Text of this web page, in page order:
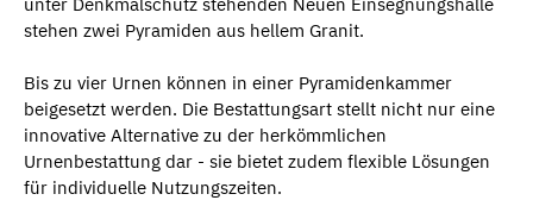
stehen zwei Pyramiden aus hellem Granit.
Bis zu vier Urnen können in einer Pyramidenkammer
beigesetzt werden. Die Bestattungsart stellt nicht nur eine
innovative Alternative zu der herkömmlichen
Urnenbestattung dar - sie bietet zudem flexible Lösungen
für individuelle Nutzungszeiten.